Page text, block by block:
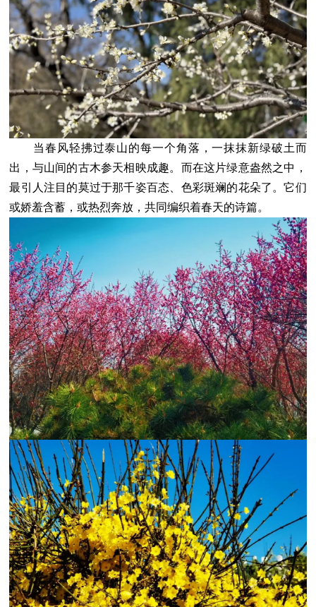
当春风轻拂过泰山的每一个角落，一抹抹新绿破土而
出，与山间的古木参天相映成趣。而在这片绿意盎然之中，
最引人注目的莫过于那千姿百态、色彩斑斓的花朵了。它们
或娇羞含蓄，或热烈奔放，共同编织着春天的诗篇。